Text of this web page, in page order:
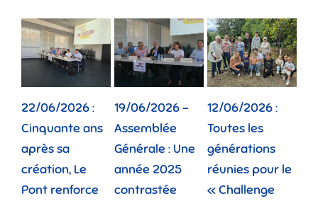
22/06/2026 :
Cinquante ans
après sa
création, Le
Pont renforce
19/06/2026 –
Assemblée
Générale : Une
année 2025
contrastée
12/06/2026 :
Toutes les
générations
réunies pour le
« Challenge